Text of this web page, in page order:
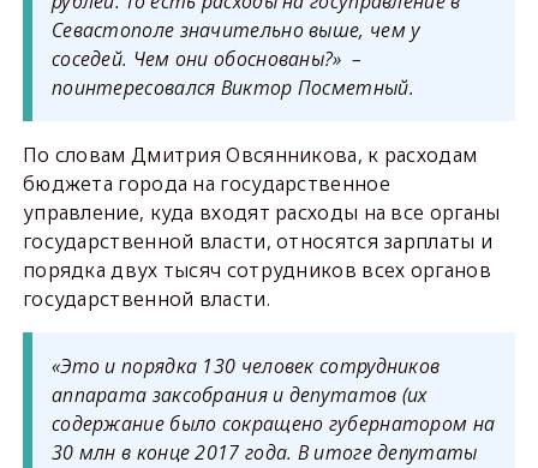
Севастополе значительно выше, чем у
соседей. Чем они обоснованы?» –
поинтересовался Виктор Посметный.
По словам Дмитрия Овсянникова, к расходам
бюджета города на государственное
управление, куда входят расходы на все органы
государственной власти, относятся зарплаты и
порядка двух тысяч сотрудников всех органов
государственной власти.
«Это и порядка 130 человек сотрудников
аппарата заксобрания и депутатов (их
содержание было сокращено губернатором на
30 млн в конце 2017 года. В итоге депутаты